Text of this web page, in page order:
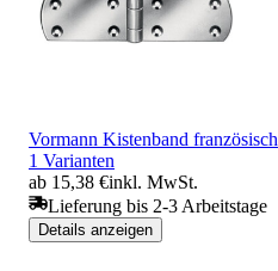
Vormann Kistenband französisch
1 Varianten
ab 15,38 €inkl. MwSt.
Lieferung bis 2-3 Arbeitstage
Details anzeigen